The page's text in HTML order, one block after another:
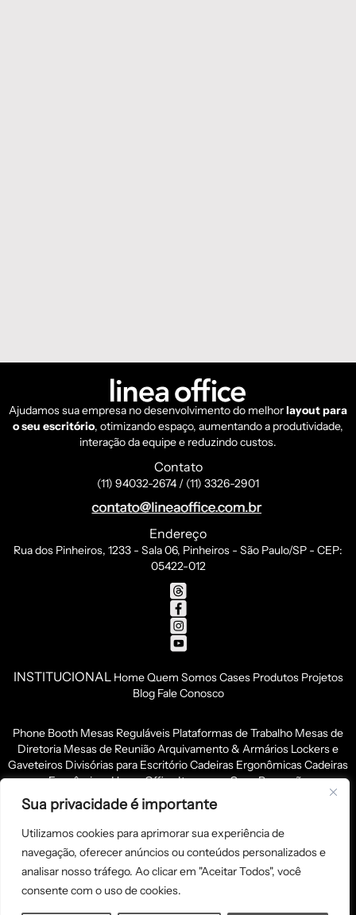
Sua privacidade é importante
Utilizamos cookies para aprimorar sua experiência de
navegação, oferecer anúncios ou conteúdos personalizados e
analisar nosso tráfego. Ao clicar em "Aceitar Todos", você
consente com o uso de cookies.
Ajudamos sua empresa no desenvolvimento do melhorlayout para
o seu escritório, otimizando espaço, aumentando a produtividade,
interação da equipe e reduzindo custos.
Contato
(11) 94032-2674 / (11) 3326-2901
Endereço
Rua dos Pinheiros, 1233 - Sala 06, Pinheiros - São Paulo/SP - CEP:
05422-012
INSTITUCIONAL HomeQuem SomosCases Produtos Projetos
Blog Fale Conosco
Phone Booth Mesas Reguláveis Plataformas de Trabalho Mesas de
Diretoria Mesas de ReuniãoArquivamento & Armários Lockers e
Gaveteiros Divisórias para EscritórioCadeiras ErgonômicasCadeiras
EconômicasHome OfficeItens para CopaRecepção
LINEA OFFICE COMÉRCIO DE MÓVEIS PARA ESCRITÓRIO LTDA
- CNPJ 23.028.005/0001-28 © Todos os direitos reservados.
Kryzalis - Criação de Sites